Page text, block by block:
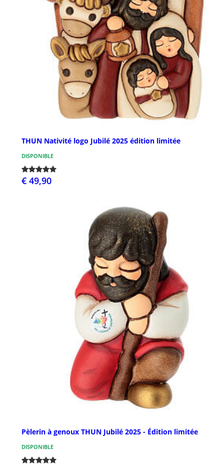
THUN Nativité logo Jubilé 2025 édition limitée
DISPONIBLE
€ 49,90
Pèlerin à genoux THUN Jubilé 2025 - Édition limitée
DISPONIBLE